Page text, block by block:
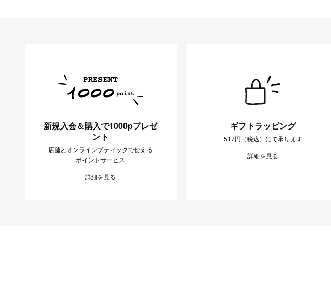
新規入会＆購入で1000pプレゼ
ント
店舗とオンラインブティックで使える
ポイントサービス
詳細を見る
ギフトラッピング
517円（税込）にて承ります
詳細を見る